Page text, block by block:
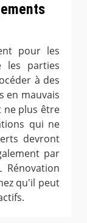
pour les
les parties
à des
en mauvais
ne plus être
qui ne
devront
par
qu'il peut